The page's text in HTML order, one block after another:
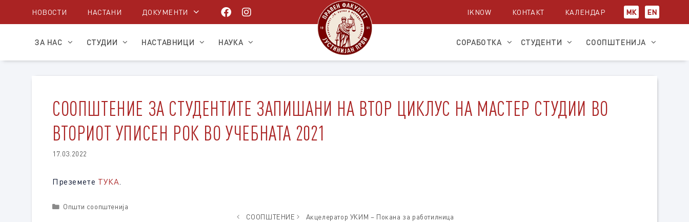
НОВОСТИ НАСТАНИ ДОКУМЕНТИ IKNOW КОНТАКТ КАЛЕНДАР МК EN
ЗА НАС СТУДИИ НАСТАВНИЦИ НАУКА СОРАБОТКА СТУДЕНТИ СООПШТЕНИЈА
СООПШТЕНИЕ ЗА СТУДЕНТИТЕ ЗАПИШАНИ НА ВТОР ЦИКЛУС НА МАСТЕР СТУДИИ ВО
ВТОРИОТ УПИСЕН РОК ВО УЧЕБНАТА 2021
17.03.2022
Преземете ТУКА.
Categories
Општи соопштенија
СООПШТЕНИЕ
Акцелератор УКИМ – Покана за работилница